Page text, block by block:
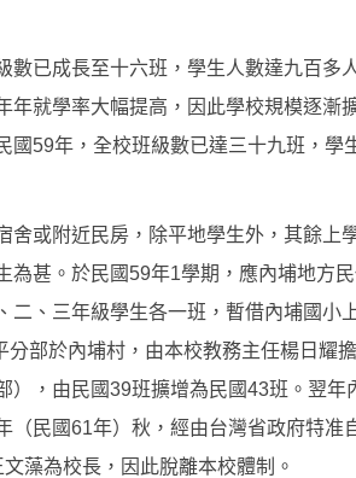
已成長至十六班，學生人數達九百多
就學率大幅提高，因此學校規模逐漸
國59年，全校班級數已達三十九班，學
舍或附近民房，除平地學生外，其餘上
甚。於民國59年1學期，應內埔地方
二、三年級學生各一班，暫借內埔國小
部於內埔村，由本校教務主任楊日耀擔
），由民國39班擴增為民國43班。翌年
民國61年）秋，經由台灣省政府特准
藻為校長，因此脫離本校體制。